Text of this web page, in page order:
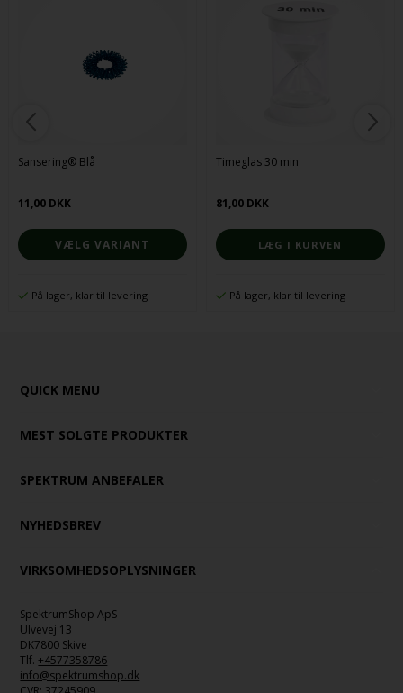
Sansering® Blå
11,00 DKK
VÆLG VARIANT
På lager, klar til levering
Timeglas 30 min
81,00 DKK
På lager, klar til levering
QUICK MENU
MEST SOLGTE PRODUKTER
SPEKTRUM ANBEFALER
NYHEDSBREV
VIRKSOMHEDSOPLYSNINGER
SpektrumShop ApS
Ulvevej 13
DK7800 Skive
Tlf. +4577358786
info@spektrumshop.dk